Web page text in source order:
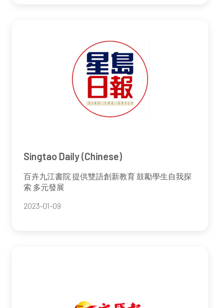
Singtao Daily (Chinese)
百卉九江書院 提供雙語創新教育 鼓勵學生自我探
索 多元發展
2023-01-09